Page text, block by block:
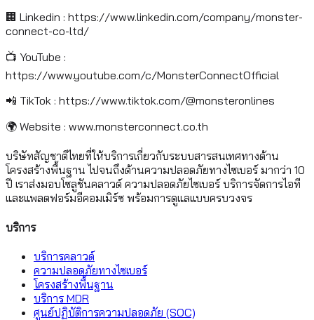
🏢 Linkedin : https://www.linkedin.com/company/monster-
connect-co-ltd/
📺 YouTube :
https://www.youtube.com/c/MonsterConnectOfficial
📲 TikTok : https://www.tiktok.com/@monsteronlines
🌍 Website : www.monsterconnect.co.th
บริษัทสัญชาติไทยที่ให้บริการเกี่ยวกับระบบสารสนเทศทางด้าน
โครงสร้างพื้นฐาน ไปจนถึงด้านความปลอดภัยทางไซเบอร์ มากว่า 10
ปี เราส่งมอบโซลูชันคลาวด์ ความปลอดภัยไซเบอร์ บริการจัดการไอที
และแพลตฟอร์มอีคอมเมิร์ซ พร้อมการดูแลแบบครบวงจร
บริการ
บริการคลาวด์
ความปลอดภัยทางไซเบอร์
โครงสร้างพื้นฐาน
บริการ MDR
ศูนย์ปฏิบัติการความปลอดภัย (SOC)